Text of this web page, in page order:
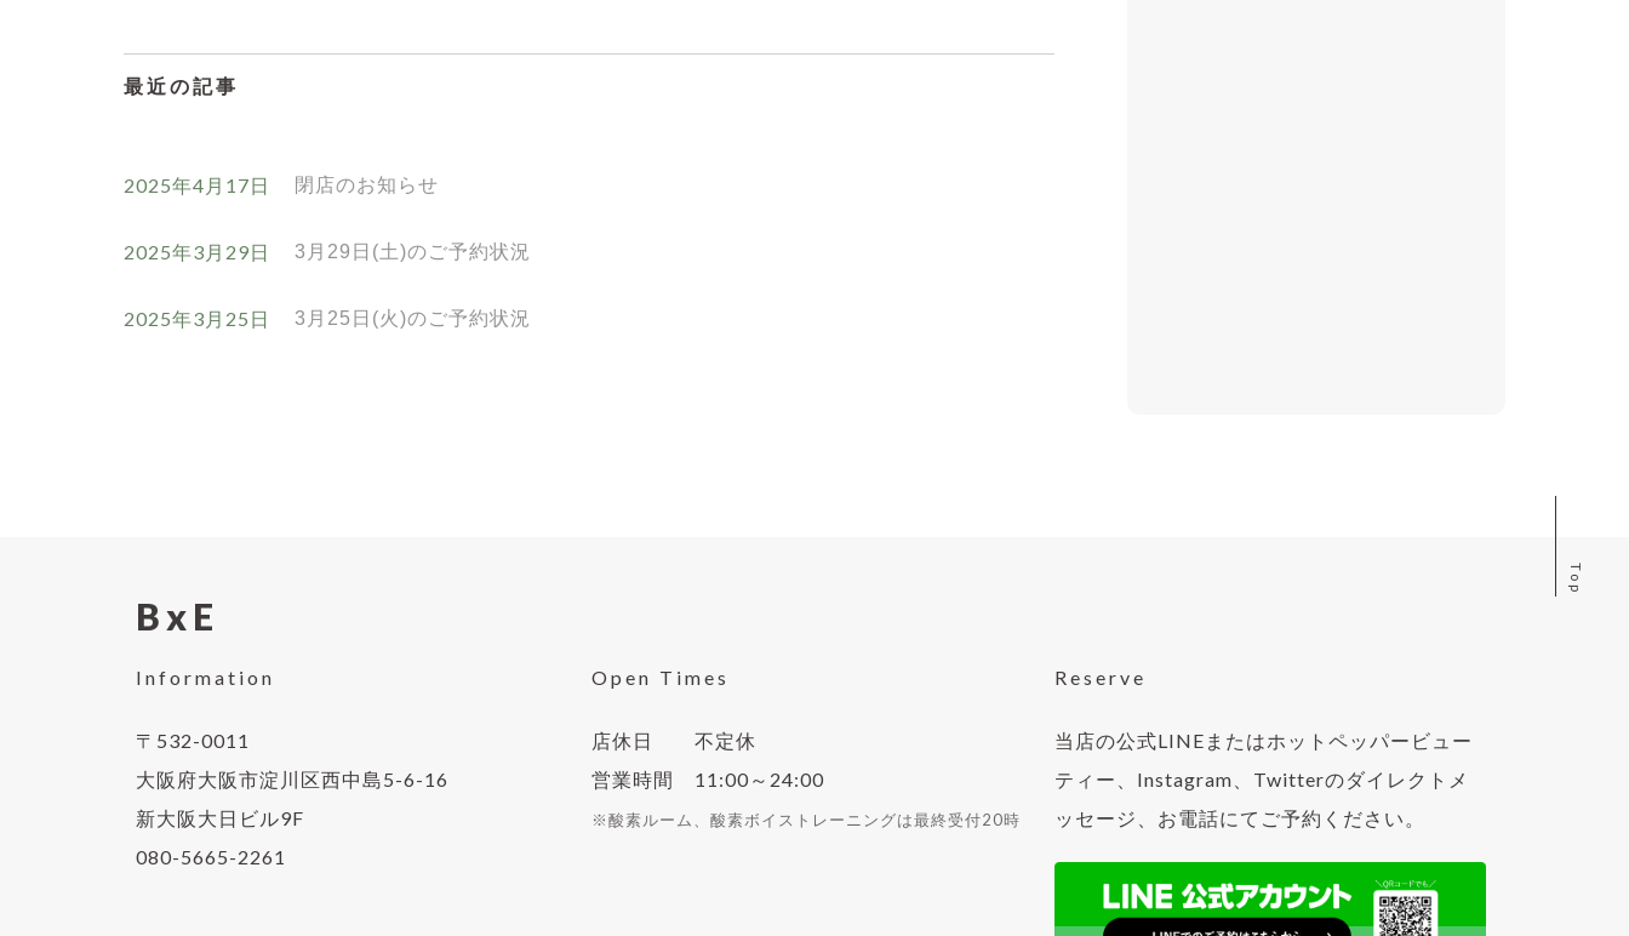
最近の記事
閉店のお知らせ
2025年4月17日
3月29日(土)のご予約状況
2025年3月29日
3月25日(火)のご予約状況
2025年3月25日
Top
BxE
Information
〒532-0011
大阪府大阪市淀川区西中島5-6-16
新大阪大日ビル9F
080-5665-2261
Open Times
店休日 不定休
営業時間 11:00～24:00
※酸素ルーム、酸素ボイストレーニングは最終受付20時
Reserve
当店の公式LINEまたはホットペッパービュー
ティー、Instagram、Twitterのダイレクトメ
ッセージ、お電話にてご予約ください。